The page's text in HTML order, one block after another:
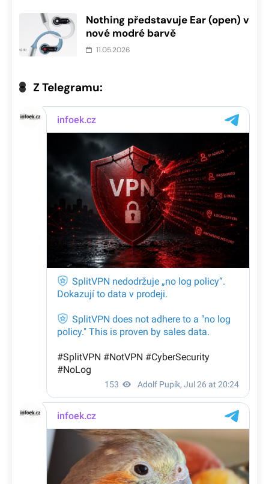
Nothing představuje Ear (open) v
nové modré barvě
11.05.2026
Z Telegramu: